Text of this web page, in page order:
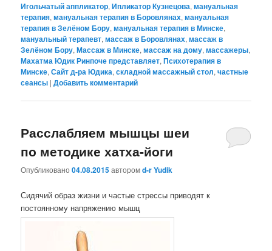
Игольчатый аппликатор,Ипликатор Кузнецова,мануальная
терапия,мануальная терапия в Боровлянах,мануальная
терапия в Зелёном Бору,мануальная терапия в Минске,
мануальный терапевт,массаж в Боровлянах,массаж в
Зелёном Бору,Массаж в Минске,массаж на дому,массажеры,
Махатма Юдик Ринпоче представляет,Психотерапия в
Минске,Сайт д-ра Юдика,складной массажный стол,частные
сеансы |Добавить комментарий
Расслабляем мышцы шеи
по методике хатха-йоги
Опубликовано04.08.2015авторомd-r Yudik
Сидячий образ жизни и частые стрессы приводят к
постоянному напряжению мышц